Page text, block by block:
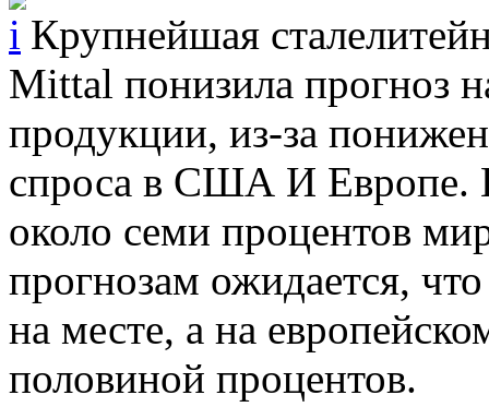
Крупнейшая
Mittal понизила прогноз
продукции, из-за
спроса в США И Европе.
около семи процентов
прогнозам ожидается,
на месте, а на
половиной процентов.